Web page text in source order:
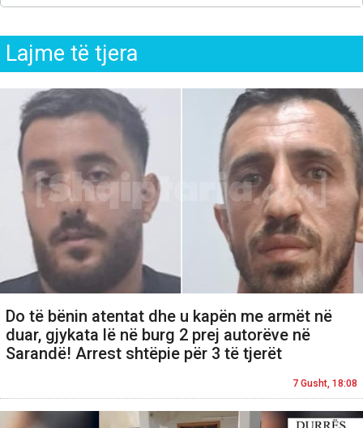
Lajme të tjera
Do të bënin atentat dhe u kapën me armët në
duar, gjykata lë në burg 2 prej autorëve në
Sarandë! Arrest shtëpie për 3 të tjerët
7 Gusht, 18:08